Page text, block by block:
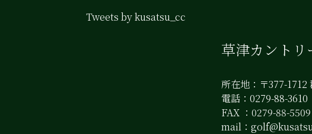
Tweets by kusatsu_cc
草津カント
所在地：〒377-1712
電話：0279-88-3610
FAX ：0279-88-5509
mail：